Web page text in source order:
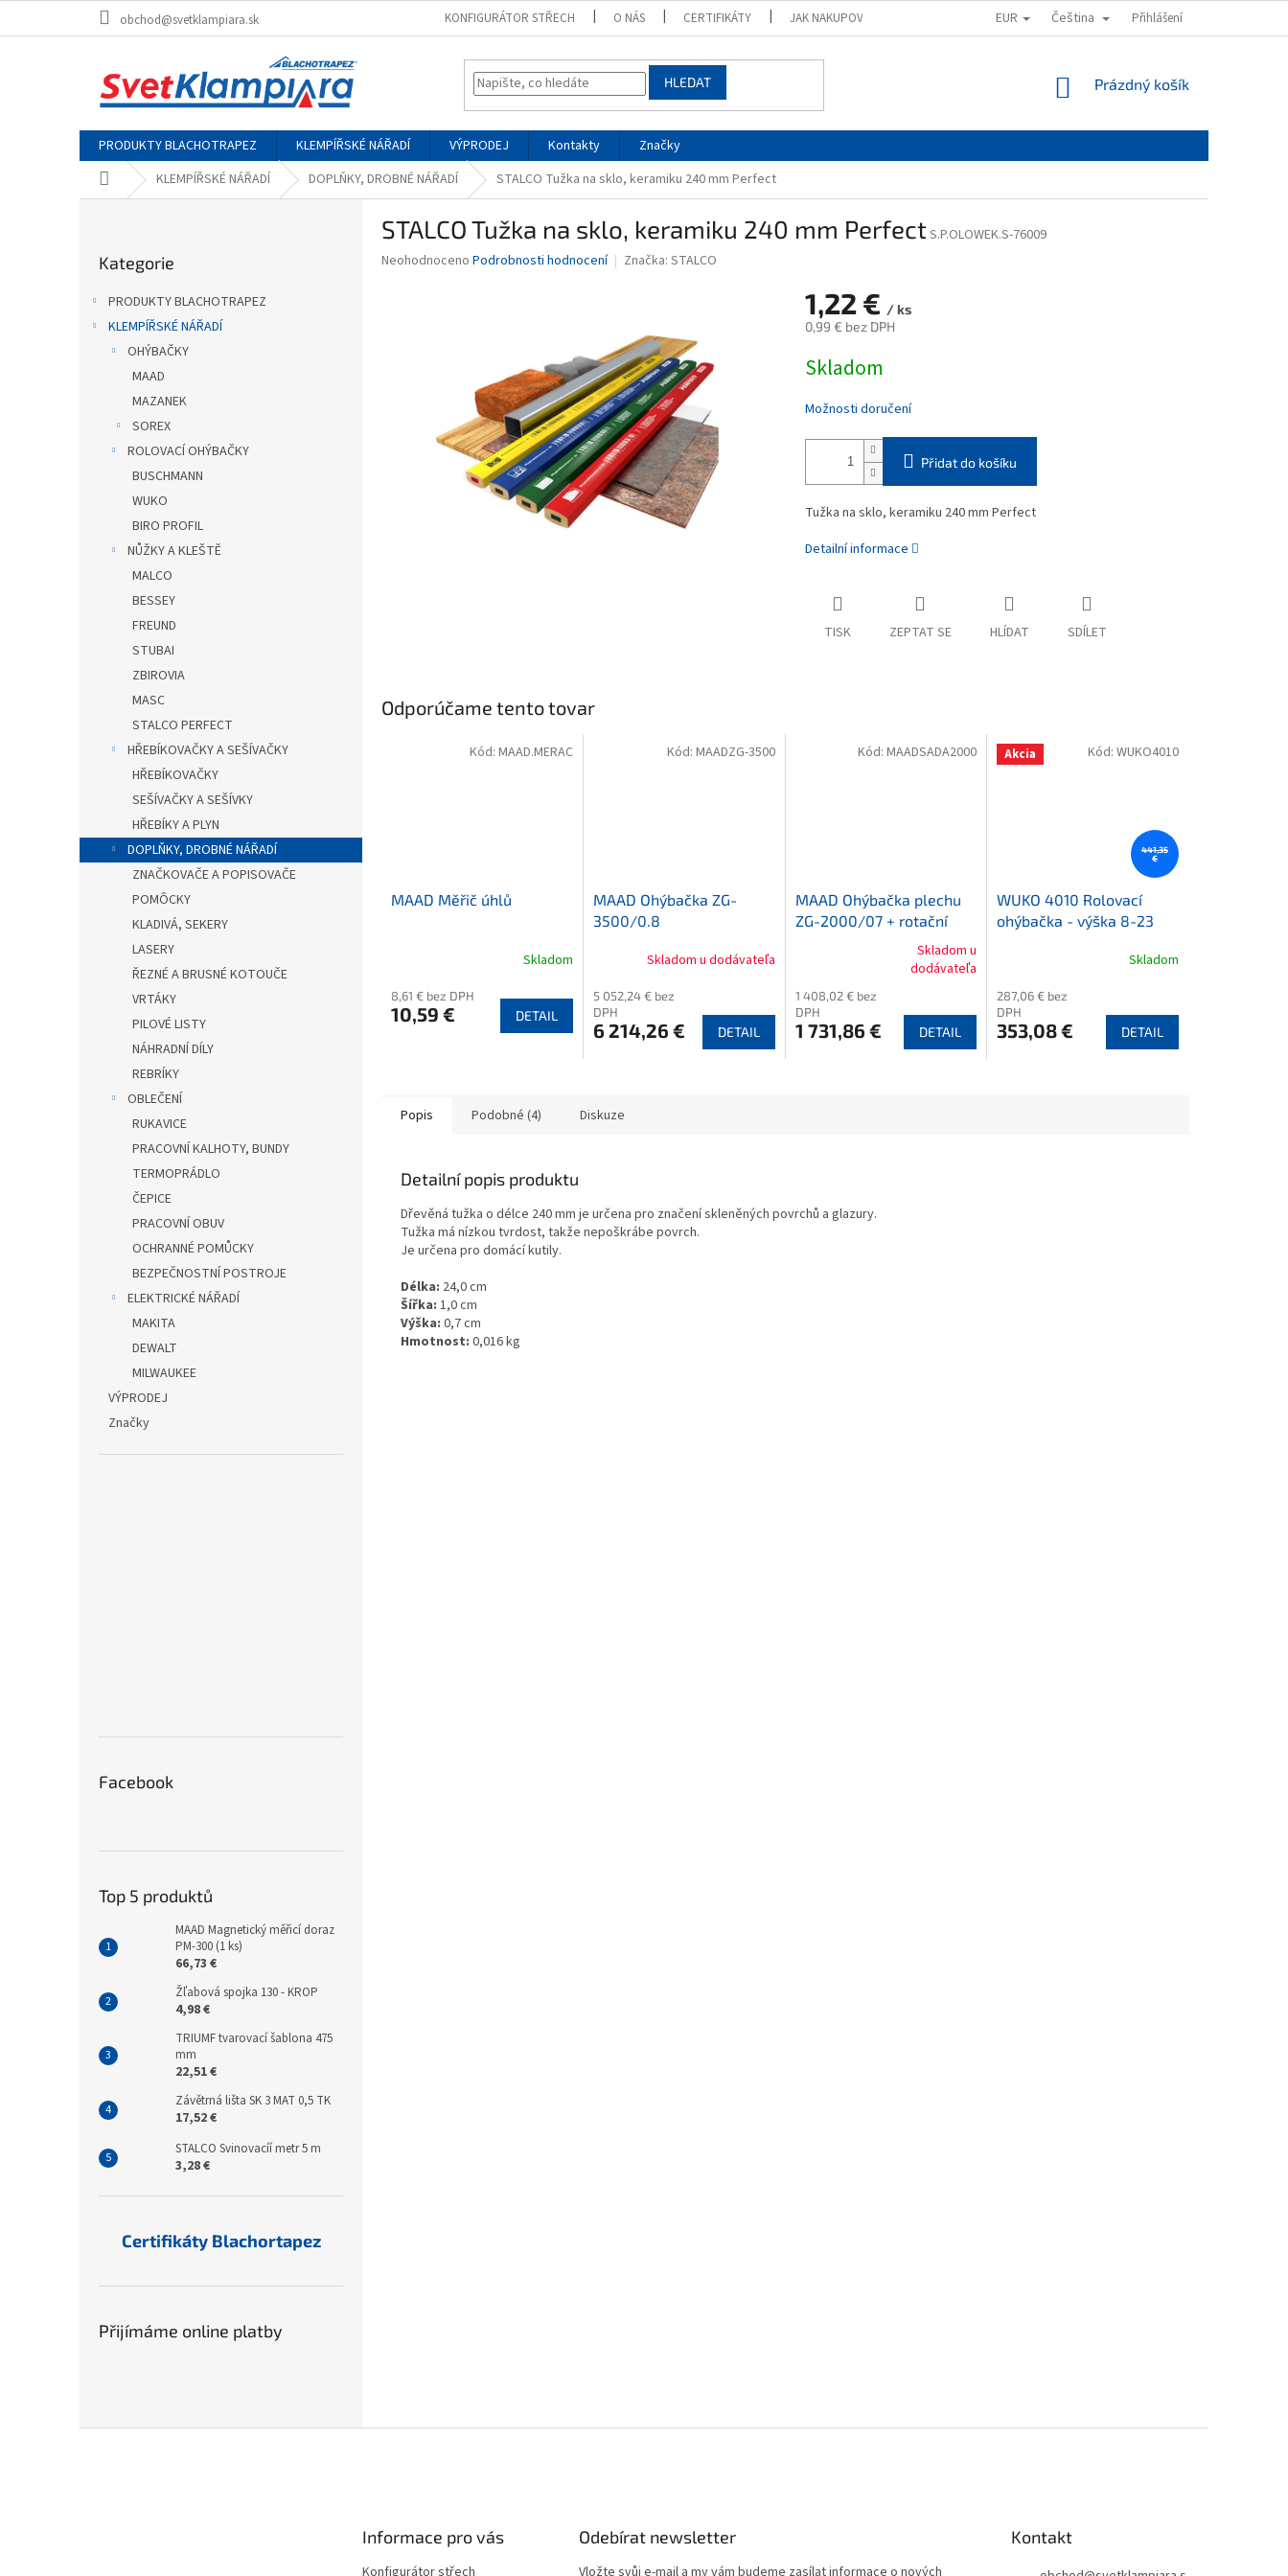
obchod@svetklampiara.sk KONFIGURÁTOR STŘECH O NÁS CERTIFIKÁTY JAK NAKUPOVAT OBCHODNÍ PODMÍNKY PODMÍNKY OCHRANY OSOBNÍCH ÚDAJŮ
EUR Čeština Přihlášení
HLEDAT
NÁKUPNÍ
Prázdný košík
PRODUKTY BLACHOTRAPEZ KLEMPÍŘSKÉ NÁŘADÍ VÝPRODEJ Kontakty
Značky
Domů KLEMPÍŘSKÉ NÁŘADÍ DOPLŇKY, DROBNÉ NÁŘADÍ STALCO Tužka na sklo, keramiku 240 mm Perfect
kategorie
Kategorie
PRODUKTY BLACHOTRAPEZ
KLEMPÍŘSKÉ NÁŘADÍ
OHÝBAČKY
MAAD
MAZANEK
SOREX
ROLOVACÍ OHÝBAČKY
BUSCHMANN
WUKO
BIRO PROFIL
NŮŽKY A KLEŠTĚ
MALCO
BESSEY
FREUND
STUBAI
ZBIROVIA
MASC
STALCO PERFECT
HŘEBÍKOVAČKY A SEŠÍVAČKY
HŘEBÍKOVAČKY
SEŠÍVAČKY A SEŠÍVKY
HŘEBÍKY A PLYN
DOPLŇKY, DROBNÉ NÁŘADÍ
ZNAČKOVAČE A POPISOVAČE
POMÔCKY
KLADIVÁ, SEKERY
LASERY
ŘEZNÉ A BRUSNÉ KOTOUČE
VRTÁKY
PILOVÉ LISTY
NÁHRADNÍ DÍLY
REBRÍKY
OBLEČENÍ
RUKAVICE
PRACOVNÍ KALHOTY, BUNDY
TERMOPRÁDLO
ČEPICE
PRACOVNÍ OBUV
OCHRANNÉ POMŮCKY
BEZPEČNOSTNÍ POSTROJE
ELEKTRICKÉ NÁŘADÍ
MAKITA
DEWALT
MILWAUKEE
VÝPRODEJ
Značky
Facebook
Top 5 produktů
MAAD Magnetický měřicí doraz
PM-300 (1 ks)
66,73 €
Žľabová spojka 130 - KROP
4,98 €
TRIUMF tvarovací šablona 475
mm
22,51 €
Závětrná lišta SK 3 MAT 0,5 TK
17,52 €
STALCO Svinovacíí metr 5 m
3,28 €
Certifikáty Blachortapez
Přijímáme online platby
STALCO Tužka na sklo, keramiku 240 mm PerfectS.P.OLOWEK.S-76009
Průměrné
Neohodnoceno Podrobnosti hodnocení Značka: STALCO
1,22 € / ks
0,99 € bez DPH
cena:
Skladom
Možnosti doručení
Přidat do košíku
Tužka na sklo, keramiku 240 mm Perfect
Detailní informace
TISK ZEPTAT SE HLÍDAT SDÍLET
Odporúčame tento tovar
MAAD Měřič úhlů
Skladom
8,61 € bez DPH
10,59 € DETAIL
Kód: MAAD.MERAC
MAAD Ohýbačka ZG-
3500/0.8
Skladom u dodávateľa
5 052,24 € bez
DPH
6 214,26 € DETAIL
Kód: MAADZG-3500
MAAD Ohýbačka plechu
ZG-2000/07 + rotační
produktu
je
3,4
Skladom u
dodávateľa
1 408,02 € bez
DPH
1 731,86 € DETAIL
Kód:MAADSADA2000 Akcia
441,35
€
WUKO 4010 Rolovací
ohýbačka - výška 8-23
Skladom
287,06 € bez
DPH
353,08 € DETAIL
Kód: WUKO4010
Popis Podobné (4) Diskuze
Detailní popis produktu
Dřevěná tužka o délce 240 mm je určena pro značení skleněných povrchů a glazury.
Tužka má nízkou tvrdost, takže nepoškrábe povrch.
Je určena pro domácí kutily.
Délka: 24,0 cm
Šířka: 1,0 cm
Výška: 0,7 cm
Hmotnost: 0,016 kg
Informace pro vás
Konfigurátor střech
Odebírat newsletter
Vložte svůj e-mail a my vám budeme zasílat informace o nových
Kontakt